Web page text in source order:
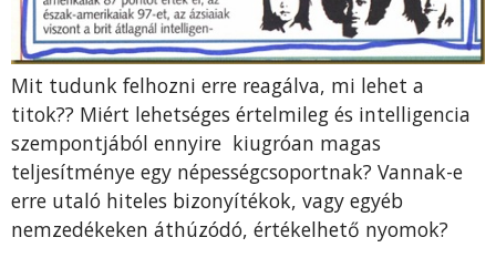
Mit tudunk felhozni erre reagálva, mi lehet a
titok?? Miért lehetséges értelmileg és intelligencia
szempontjából ennyire kiugróan magas
teljesítménye egy népességcsoportnak? Vannak-e
erre utaló hiteles bizonyítékok, vagy egyéb
nemzedékeken áthúzódó, értékelhető nyomok?